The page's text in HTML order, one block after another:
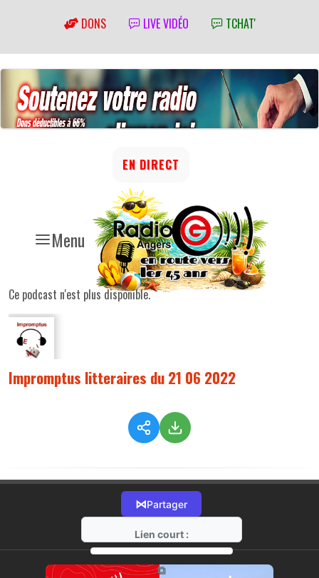
DONS LIVE VIDÉO TCHAT'
Menu
EN DIRECT
Ce podcast n'est plus disponible.
Impromptus litteraires du 21 06 2022
⋈Partager
Lien court :
https://radio-g.fr?8905
⧉